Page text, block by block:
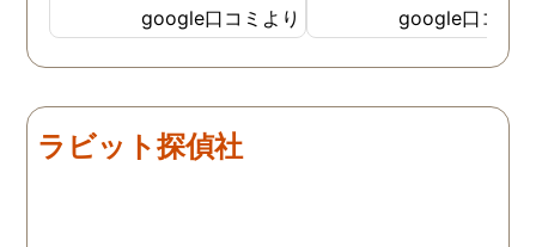
私の希望を聞いてもらいつ
つ、探偵さんのご意見も取
り入れ、細かく打ち合わせ
た。調査を行った日はその
日の報告を入れてくれたり
google口コミより
応も良く、安心して相談
きました。 調査後に弁
さんも紹介していただき
した！ありがとうござい
google口コミ
ラビット探偵社